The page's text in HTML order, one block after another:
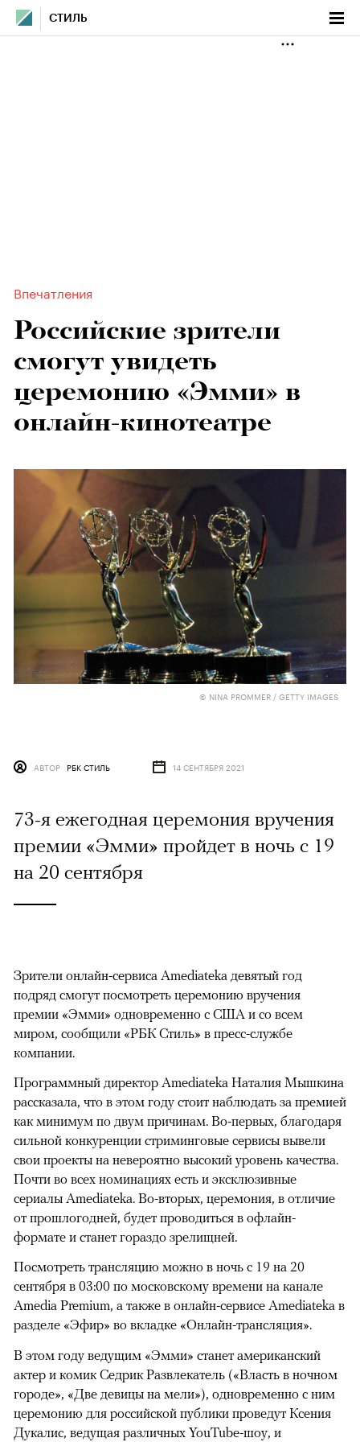
СТИЛЬ
Впечатления
Российские зрители
смогут увидеть
церемонию «Эмми» в
онлайн-кинотеатре
© NINA PROMMER / GETTY IMAGES
АВТОР РБК СТИЛЬ 14 СЕНТЯБРЯ 2021
73-я ежегодная церемония вручения
премии «Эмми» пройдет в ночь с 19
на 20 сентября
Зрители онлайн-сервиса Amediateka девятый год
подряд смогут посмотреть церемонию вручения
премии «Эмми» одновременно с США и со всем
миром, сообщили «РБК Стиль» в пресс-службе
компании.
Программный директор Amediateka Наталия Мышкина
рассказала, что в этом году стоит наблюдать за премией
как минимум по двум причинам. Во-первых, благодаря
сильной конкуренции стриминговые сервисы вывели
свои проекты на невероятно высокий уровень качества.
Почти во всех номинациях есть и эксклюзивные
сериалы Amediateka. Во-вторых, церемония, в отличие
от прошлогодней, будет проводиться в офлайн-
формате и станет гораздо зрелищней.
Посмотреть трансляцию можно в ночь с 19 на 20
сентября в 03:00 по московскому времени на канале
Amedia Premium, а также в онлайн-сервисе Amediateka в
разделе «Эфир» во вкладке «Онлайн-трансляция».
В этом году ведущим «Эмми» станет американский
актер и комик Седрик Развлекатель («Власть в ночном
городе», «Две девицы на мели»), одновременно с ним
церемонию для российской публики проведут Ксения
Дукалис, ведущая различных YouTube-шоу, и